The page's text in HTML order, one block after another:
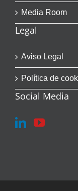
Media Room
Legal
Aviso Legal
Política de
Social Media